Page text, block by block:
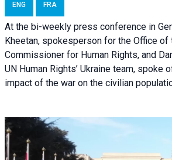
ENG FRA
At the bi-weekly press conference in
Kheetan, spokesperson for the Office of
Commissioner for Human Rights, and
UN Human Rights’ Ukraine team, spoke
impact of the war on the civilian